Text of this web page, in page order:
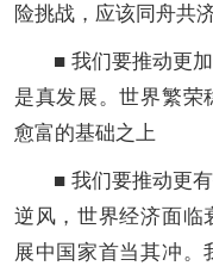
险挑战，应该同舟共
■ 我们要推动更
是真发展。世界繁荣
愈富的基础之上
■ 我们要推动更
逆风，世界经济面临
展中国家首当其冲